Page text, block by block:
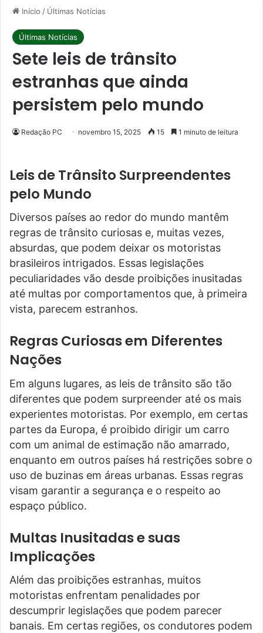
Início / Últimas Notícias
Últimas Notícias
Sete leis de trânsito
estranhas que ainda
persistem pelo mundo
Redação PC novembro 15, 2025 15 1 minuto de leitura
Leis de Trânsito Surpreendentes
pelo Mundo
Diversos países ao redor do mundo mantêm
regras de trânsito curiosas e, muitas vezes,
absurdas, que podem deixar os motoristas
brasileiros intrigados. Essas legislações
peculiaridades vão desde proibições inusitadas
até multas por comportamentos que, à primeira
vista, parecem estranhos.
Regras Curiosas em Diferentes
Nações
Em alguns lugares, as leis de trânsito são tão
diferentes que podem surpreender até os mais
experientes motoristas. Por exemplo, em certas
partes da Europa, é proibido dirigir um carro
com um animal de estimação não amarrado,
enquanto em outros países há restrições sobre o
uso de buzinas em áreas urbanas. Essas regras
visam garantir a segurança e o respeito ao
espaço público.
Multas Inusitadas e suas
Implicações
Além das proibições estranhas, muitos
motoristas enfrentam penalidades por
descumprir legislações que podem parecer
banais. Em certas regiões, os condutores podem